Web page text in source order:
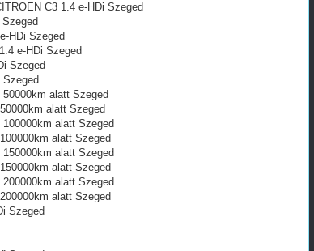
C3 1.4 e-HDi Szeged
HDi Szeged
e-HDi Szeged
Szeged
Szeged
alatt Szeged
alatt Szeged
alatt Szeged
alatt Szeged
alatt Szeged
alatt Szeged
alatt Szeged
alatt Szeged
Szeged